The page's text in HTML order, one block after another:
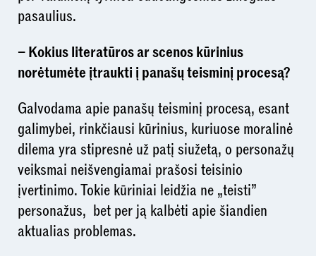
pasaulius.
– Kokius literatūros ar scenos kūrinius
norėtumėte įtraukti į panašų teisminį procesą?
Galvodama apie panašų teisminį procesą, esant
galimybei, rinkčiausi kūrinius, kuriuose moralinė
dilema yra stipresnė už patį siužetą, o personažų
veiksmai neišvengiamai prašosi teisinio
įvertinimo. Tokie kūriniai leidžia ne „teisti”
personažus, bet per ją kalbėti apie šiandien
aktualias problemas.